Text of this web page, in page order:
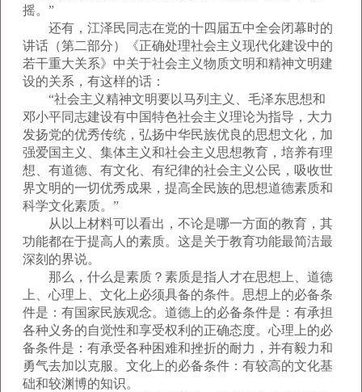
摇。”
还有，江泽民同志在党的十四届五中全会闭幕时的
讲话（第二部分）《正确处理社会主义现代化建设中的
若干重大关系》中关于社会主义物质文明和精神文明建
设的关系，有这样的话：
“社会主义精神文明要以马列主义、毛泽东思想和
邓小平同志建设有中国特色社会主义理论为指导，大力
发扬党的优秀传统，弘扬中华民族优良的思想文化，加
强爱国主义、集体主义和社会主义思想教育，培养有理
想、有道德、有文化、有纪律的社会主义公民，吸收世
界文明的一切优秀成果，提高全民族的思想道德素质和
科学文化素质。”
从以上材料可以看出，不论是哪一方面的教育，其
功能都在于提高人的素质。这是关于教育功能最简洁最
深刻的界说。
那么，什么是素质？素质是指人才在思想上、道德
上、心理上、文化上必须具备的条件。思想上的必备条
件是：有国家民族观念。道德上的必备条件是：有承担
各种义务的自觉性和享受权利的正确态度。心理上的必
备条件是：有承受各种困难和挫折的耐力，并有毅力和
勇气去加以克服。文化上的必备条件：有较高的文化基
础和较渊博的知识。